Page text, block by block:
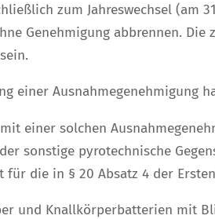
zum Jahreswechsel (am
Genehmigung abbrennen.
einer Ausnahmegenehmigung
einer solchen
sonstige pyrotechnische
für die in § 20 Absatz 4 der
und Knallkörperbatterien mit